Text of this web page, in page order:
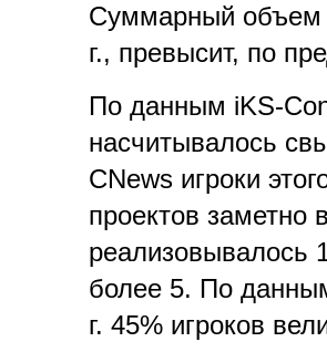
Суммарный объем
г., превысит, по
По данным iKS-
насчитывалось
CNews игроки
проектов заметно
реализовывалось
более 5. По
г. 45% игроков